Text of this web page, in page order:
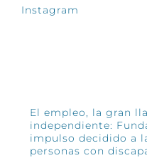
Instagram
El empleo, la gran
independiente:
impulso decidido a
personas con